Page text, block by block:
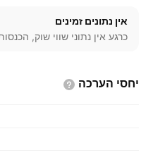
אין נתונים זמינים
כרגע אין נתוני שווי שוק,
יחסי הערכה